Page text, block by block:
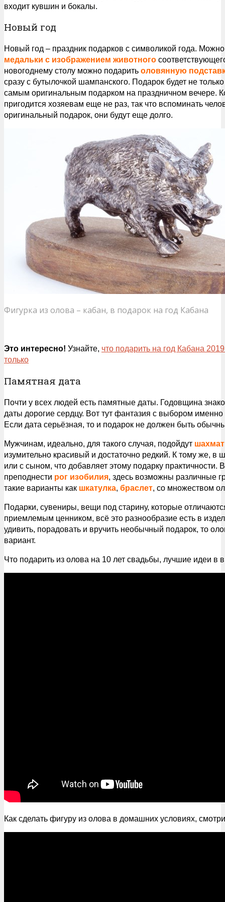
входит кувшин и бокалы.
Новый год
Новый год – праздник подарков с символикой года.
медальки с изображением животного
новогоднему столу можно подарить оловянную
сразу с бутылочкой шампанского. Подарок будет не
самым оригинальным подарком на праздничном вечере.
пригодится хозяевам еще не раз, так что вспоминать
оригинальный подарок, они будут еще долго.
Фигурка из олова – кабан, в подарок на год Кабана
Это интересно! Узнайте, что подарить на год Кабана
только
Памятная дата
Почти у всех людей есть памятные даты. Годовщина
даты дорогие сердцу. Вот тут фантазия с выбором
Если дата серьёзная, то и подарок не должен быть
Мужчинам, идеально, для такого случая, подойдут
изумительно красивый и достаточно редкий. К тому же, в
или с сыном, что добавляет этому подарку практичности.
преподнести рог изобилия, здесь возможны различные
такие варианты как шкатулка, браслет, со множеством
Подарки, сувениры, вещи под старину, которые
приемлемым ценником, всё это разнообразие есть в
удивить, порадовать и вручить необычный подарок, то
вариант.
Что подарить из олова на 10 лет свадьбы, лучшие идеи в
Как сделать фигуру из олова в домашних условиях,